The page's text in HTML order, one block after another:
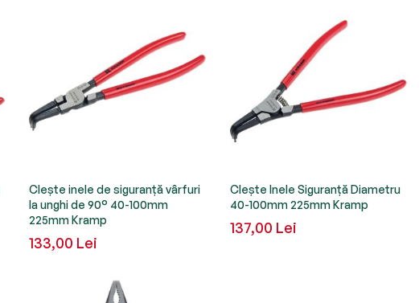
Clește inele de siguranță vârfuri
la unghi de 90° 40-100mm
225mm Kramp
133,00 Lei
Clește Inele Siguranță Diametru
40-100mm 225mm Kramp
137,00 Lei